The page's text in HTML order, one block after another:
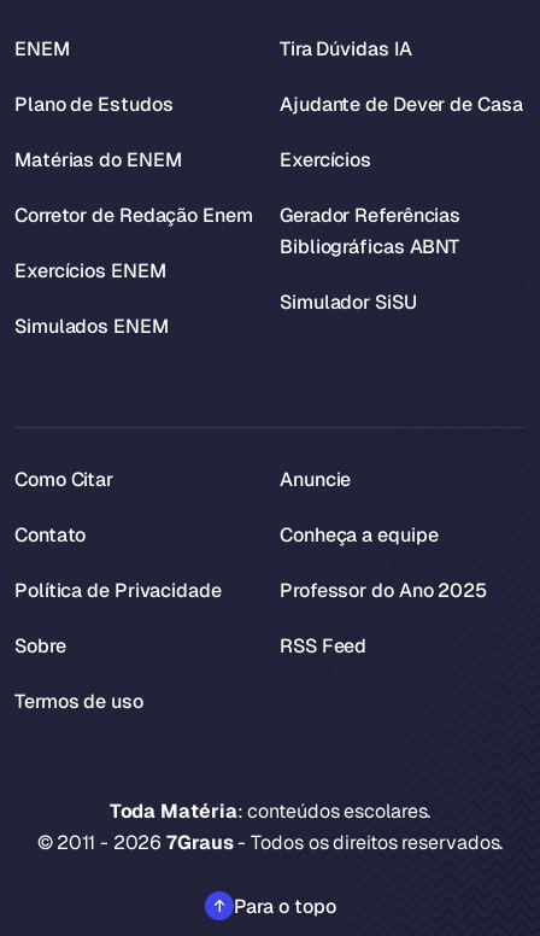
ENEM
Plano de Estudos
Matérias do ENEM
Corretor de Redação Enem
Exercícios ENEM
Simulados ENEM
Tira Dúvidas IA
Ajudante de Dever de Casa
Exercícios
Gerador Referências
Bibliográficas ABNT
Simulador SiSU
Toda Matéria: conteúdos escolares.
© 2011 - 20267Graus- Todos os direitos reservados.
Para o topo
Como Citar
Contato
Política de Privacidade
Sobre
Termos de uso
Anuncie
Conheça a equipe
Professor do Ano 2025
RSS Feed